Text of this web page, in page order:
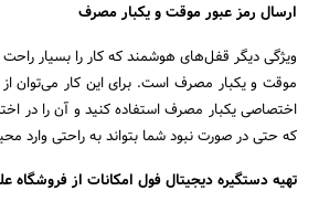
ارسال رمز عبور موقت و یکبار مصرف
ویژگی دیگر قفل‌های هوشمند که کار را بسیار
موقت و یکبار مصرف است. برای این کار می‌توان از
اختصاصی یکبار مصرف استفاده کنید و آن را در
که حتی در صورت نبود شما بتواند به راحتی وارد
تهیه دستگیره دیجیتال فول امکانات از فروشگاه